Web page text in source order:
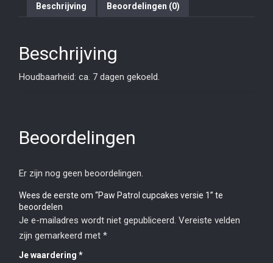
Beschrijving Beoordelingen (0)
Beschrijving
Houdbaarheid: ca. 7 dagen gekoeld.
Beoordelingen
Er zijn nog geen beoordelingen.
Wees de eerste om “Paw Patrol cupcakes versie 1” te
beoordelen
Je e-mailadres wordt niet gepubliceerd. Vereiste velden
zijn gemarkeerd met *
Je waardering *